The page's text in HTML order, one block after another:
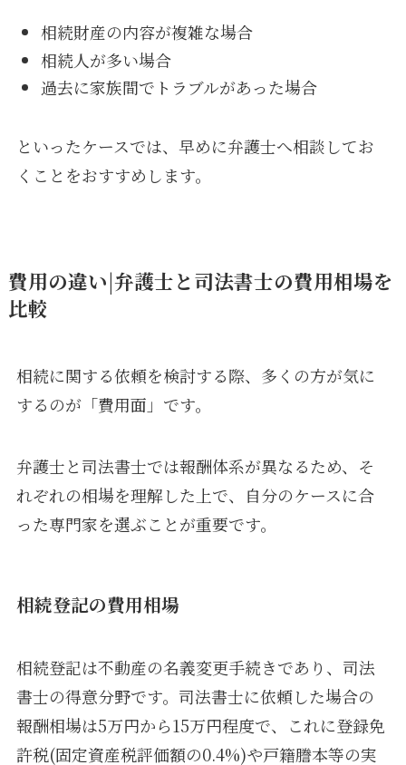
相続財産の内容が複雑な場合
相続人が多い場合
過去に家族間でトラブルがあった場合
といったケースでは、早めに弁護士へ相談してお
くことをおすすめします。
費用の違い|弁護士と司法書士の費用相場を
比較
相続に関する依頼を検討する際、多くの方が気に
するのが「費用面」です。
弁護士と司法書士では報酬体系が異なるため、そ
れぞれの相場を理解した上で、自分のケースに合
った専門家を選ぶことが重要です。
相続登記の費用相場
相続登記は不動産の名義変更手続きであり、司法
書士の得意分野です。司法書士に依頼した場合の
報酬相場は5万円から15万円程度で、これに登録免
許税(固定資産税評価額の0.4%)や戸籍謄本等の実